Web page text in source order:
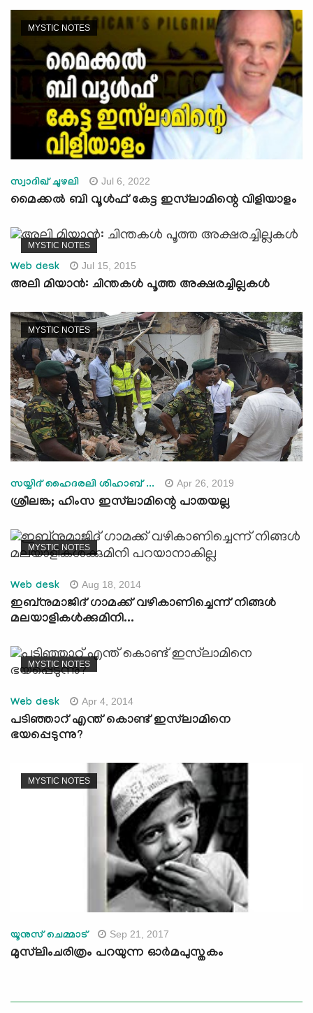
MYSTIC NOTES
സ്വാദിഖ് ചുഴലി Jul 6, 2022
മൈക്കല്‍ ബി വൂള്‍ഫ് കേട്ട ഇസ്‍ലാമിന്റെ വിളിയാളം
MYSTIC NOTES
Web desk Jul 15, 2015
അലി മിയാന്‍: ചിന്തകള്‍ പൂത്ത അക്ഷരച്ചില്ലകള്‍
MYSTIC NOTES
സയ്യിദ് ഹൈദരലി ശിഹാബ് ... Apr 26, 2019
ശ്രീലങ്ക; ഹിംസ ഇസ്‌ലാമിന്റെ പാതയല്ല
MYSTIC NOTES
Web desk Aug 18, 2014
ഇബ്നുമാജിദ് ഗാമക്ക് വഴികാണിച്ചെന്ന് നിങ്ങള്‍
മലയാളികള്‍ക്കുമിനി...
MYSTIC NOTES
Web desk Apr 4, 2014
പടിഞ്ഞാറ്‌ എന്ത്‌ കൊണ്ട്‌ ഇസ്‌ലാമിനെ
ഭയപ്പെടുന്നു?
MYSTIC NOTES
യൂനുസ് ചെമ്മാട് Sep 21, 2017
മുസ്‌ലിംചരിത്രം പറയുന്ന ഓര്‍മപുസ്തകം